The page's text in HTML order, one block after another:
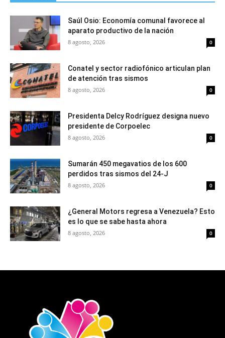
Saúl Osio: Economía comunal favorece al
aparato productivo de la nación
8 agosto, 2026 0
Conatel y sector radiofónico articulan plan
de atención tras sismos
8 agosto, 2026 0
Presidenta Delcy Rodríguez designa nuevo
presidente de Corpoelec
8 agosto, 2026 0
Sumarán 450 megavatios de los 600
perdidos tras sismos del 24-J
8 agosto, 2026 0
¿General Motors regresa a Venezuela? Esto
es lo que se sabe hasta ahora
8 agosto, 2026 0